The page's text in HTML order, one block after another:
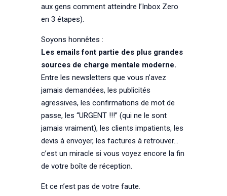
aux gens comment atteindre l’Inbox Zero
en 3 étapes).
Soyons honnêtes :
Les emails font partie des plus grandes
sources de charge mentale moderne.
Entre les newsletters que vous n’avez
jamais demandées, les publicités
agressives, les confirmations de mot de
passe, les “URGENT !!!” (qui ne le sont
jamais vraiment), les clients impatients, les
devis à envoyer, les factures à retrouver…
c’est un miracle si vous voyez encore la fin
de votre boîte de réception.
Et ce n’est pas de votre faute.